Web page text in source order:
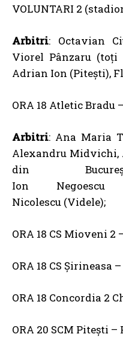
VOLUNTARI 2
Arbitri: Octavian
Viorel Pânzaru (toți
Adrian Ion (Pitești),
ORA 18 Atletic Bradu –
Arbitri: Ana Maria
Alexandru Midvichi,
din
Ion Negoescu
Nicolescu (Videle);
ORA 18 CS Mioveni
ORA 18 CS Șirineasa
ORA 18 Concordia 2
ORA 20 SCM Pitești –